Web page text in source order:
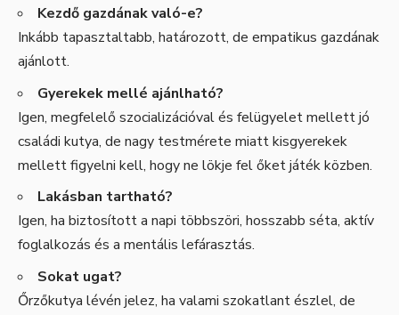
Kezdő gazdának való-e?
Inkább tapasztaltabb, határozott, de empatikus gazdának
ajánlott.
Gyerekek mellé ajánlható?
Igen, megfelelő szocializációval és felügyelet mellett jó
családi kutya, de nagy testmérete miatt kisgyerekek
mellett figyelni kell, hogy ne lökje fel őket játék közben.
Lakásban tartható?
Igen, ha biztosított a napi többszöri, hosszabb séta, aktív
foglalkozás és a mentális lefárasztás.
Sokat ugat?
Őrzőkutya lévén jelez, ha valami szokatlant észlel, de